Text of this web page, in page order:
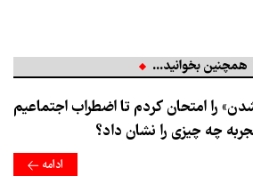
همچنین بخوانید...
را امتحان کردم تا اضطراب اجتماعیم
چه چیزی را نشان داد؟
ادامه